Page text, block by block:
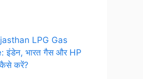
LPG Gas
इंडेन, भारत गैस और HP
करें?